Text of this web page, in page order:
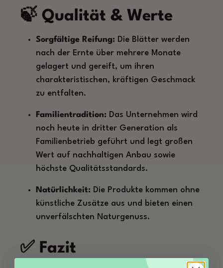
🍃 Qualität & Werte
Sorgfältige Reifung: Die Blätter werden
nach der Ernte über mehrere Monate
gelagert und gereift, um ihren
charakteristischen, kräftigen Geschmack
zu entfalten.
Familientradition: Das Unternehmen wird
noch heute in dritter Generation als
Familienbetrieb geführt und legt großen
Wert auf nachhaltigen Anbau sowie
höchste Qualitätsstandards.
Natürlichkeit: Die Produkte kommen ohne
künstliche Zusätze aus und bieten einen
unverfälschten Naturgenuss.
✅ Fazit